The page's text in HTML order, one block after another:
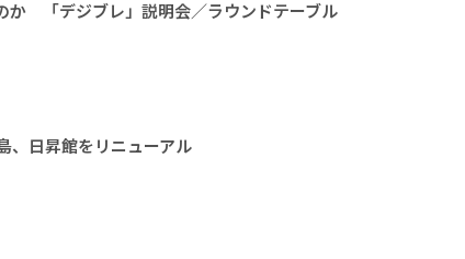
か 「デジブレ」説明会／ラウンドテーブル
日昇館をリニューアル